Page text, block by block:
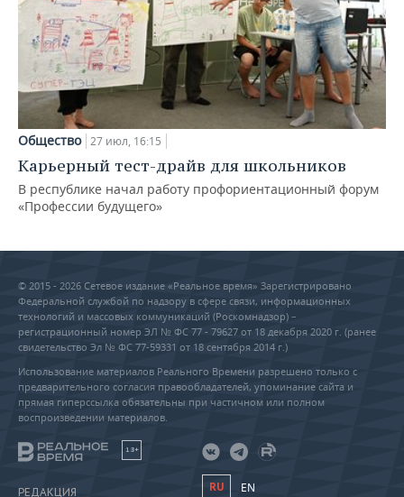
Общество 27 июл, 16:15
Карьерный тест-драйв для школьников
В республике начал работу профориентационный форум
«Профессии будущего»
© 2015 - 2026 Сетевое издание «Реальное время» Зарегистрировано
Федеральной службой по надзору в сфере связи, информационных
технологий и массовых коммуникаций (Роскомнадзор) –
регистрационный номер ЭЛ № ФС 77 - 79627 от 18 декабря 2020 г. (ранее
свидетельство Эл № ФС 77-59331 от 18 сентября 2014 г.)
Использование материалов Реального Времени разрешено только с
предварительного согласия правообладателей, упоминание сайта и
прямая гиперссылка обязательны при частичном или полном
воспроизведении материалов.
18+
РЕДАКЦИЯ RU EN